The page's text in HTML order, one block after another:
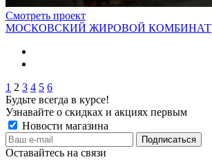
Смотреть проект
МОСКОВСКИЙ ЖИРОВОЙ КОМБИНАТ
1 2 3 4 5 6
Будьте всегда в курсе!
Узнавайте о скидках и акциях первым
Новости магазина
Оставайтесь на связи